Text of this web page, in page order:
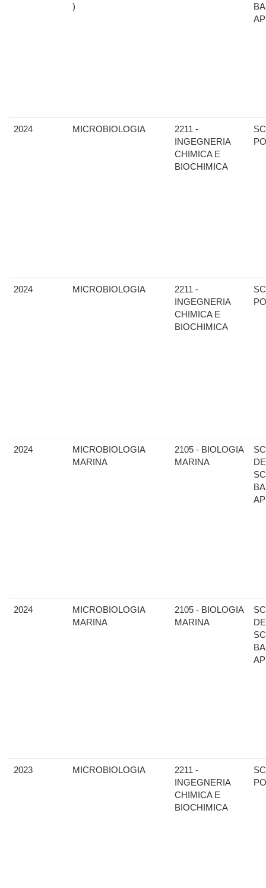
)
2024 MICROBIOLOGIA
2211 -
INGEGNERIA
CHIMICA E
BIOCHIMICA
2024 MICROBIOLOGIA
2211 -
INGEGNERIA
CHIMICA E
BIOCHIMICA
2024
MICROBIOLOGIA
MARINA
2105 - BIOLOGIA
MARINA
2024
MICROBIOLOGIA
MARINA
2105 - BIOLOGIA
MARINA
2023 MICROBIOLOGIA
2211 -
INGEGNERIA
CHIMICA E
BIOCHIMICA